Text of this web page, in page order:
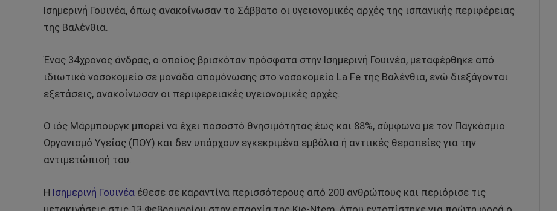
Ισημερινή Γουινέα, όπως ανακοίνωσαν το Σάββατο οι υγειονομικές αρχές της ισπανικής περιφέρειας
της Βαλένθια.
Ένας 34χρονος άνδρας, ο οποίος βρισκόταν πρόσφατα στην Ισημερινή Γουινέα, μεταφέρθηκε από
ιδιωτικό νοσοκομείο σε μονάδα απομόνωσης στο νοσοκομείο La Fe της Βαλένθια, ενώ διεξάγονται
εξετάσεις, ανακοίνωσαν οι περιφερειακές υγειονομικές αρχές.
Ο ιός Μάρμπουργκ μπορεί να έχει ποσοστό θνησιμότητας έως και 88%, σύμφωνα με τον Παγκόσμιο
Οργανισμό Υγείας (ΠΟΥ) και δεν υπάρχουν εγκεκριμένα εμβόλια ή αντιικές θεραπείες για την
αντιμετώπισή του.
Η Ισημερινή Γουινέα έθεσε σε καραντίνα περισσότερους από 200 ανθρώπους και περιόρισε τις